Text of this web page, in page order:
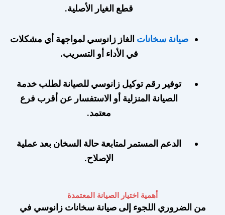
قطع الغيار الأصلية.
صيانة سخانات الغاز زانوسي لمواجهة أي مشكلات
في الأداء أو التسريب.
توفير رقم توكيل زانوسي للصيانة لطلب خدمة
الصيانة المنزلية أو الاستفسار عن أقرب فرع
معتمد.
الدعم المستمر لمتابعة حالة السخان بعد عملية
الإصلاح.
أهمية اختيار الصيانة المعتمدة
من الضروري اللجوء إلى صيانة سخانات زانوسي في